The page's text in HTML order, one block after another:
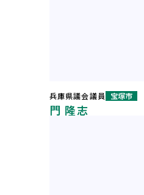
兵庫県議会議員 宝塚市
門 隆志